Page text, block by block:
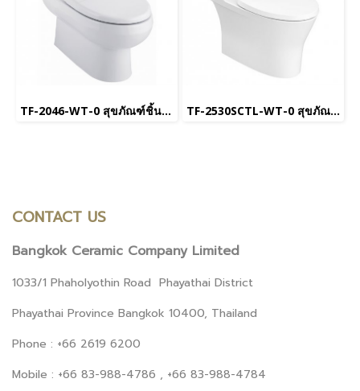
TF-2046-WT-0 สุขภัณฑ์ชิ้นเดียว ใช้น้ำ 6 L พร้อมฝารองนั่ง Soft Close รุ่น Active TF-2530SCTL-WT-0 สุขภัณฑ์ชิ้นเดียว ใช้น้ำ 4.8 L พร้อมฝารองนั่ง Soft Close และ ระบบฟลัชแบบเซ็นเซอร์ รุ่น Flexio
CONTACT US
Bangkok Ceramic Company Limited
1033/1 Phaholyothin Road Phayathai District
Phayathai Province Bangkok 10400, Thailand
Phone : +66 2619 6200
Mobile : +66 83-988-4786 , +66 83-988-4784